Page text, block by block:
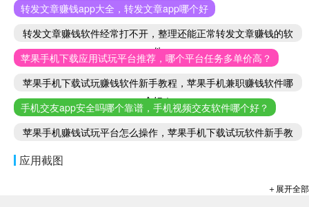
转发文章赚钱app大全，转发文章app哪个好
转发文章赚钱软件经常打不开，整理还能正常转发文章赚钱的软
件
苹果手机下载应用试玩平台推荐，哪个平台任务多单价高？
苹果手机下载试玩赚钱软件新手教程，苹果手机兼职赚钱软件哪
个好！
手机交友app安全吗哪个靠谱，手机视频交友软件哪个好？
苹果手机赚钱试玩平台怎么操作，苹果手机下载试玩软件新手教
应用截图
＋展开全部